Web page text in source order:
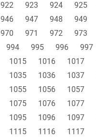
922 923 924 925
946 947 948 949
970 971 972 973
994 995 996 997
1015 1016 1017
1035 1036 1037
1055 1056 1057
1075 1076 1077
1095 1096 1097
1115 1116 1117